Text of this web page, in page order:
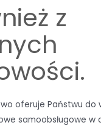
z
oferuje Państwu do
samoobsługowe w